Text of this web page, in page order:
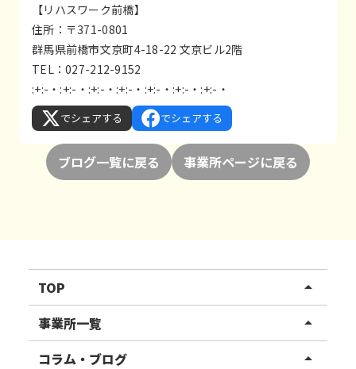
【リハスワーク前橋】
住所：〒371-0801
群馬県前橋市文京町4-18-22 文京ビル2階
TEL：027-212-9152
:+:-・:+:-・:+:-・:+:-・:+:-・:+:-・:+:-・
でシェアする でシェアする
ブログ一覧に戻る 事業所ページに戻る
TOP arrow_drop_up
リハスワーク
リハスファーム
事業所一覧 arrow_drop_up
関東エリア
コラム・ブログ arrow_drop_up